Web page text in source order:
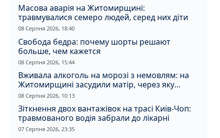
Масова аварія на Житомирщині:
травмувалися семеро людей, серед них діти
08 Серпня 2026, 18:40
Свобода бедра: почему шорты решают
больше, чем кажется
08 Серпня 2026, 15:44
Вживала алкоголь на морозі з немовлям: на
Житомирщині засудили матір, через яку
дитина отримала обмороження
08 Серпня 2026, 10:13
Зіткнення двох вантажівок на трасі Київ-Чоп:
травмованого водія забрали до лікарні
07 Серпня 2026, 23:35